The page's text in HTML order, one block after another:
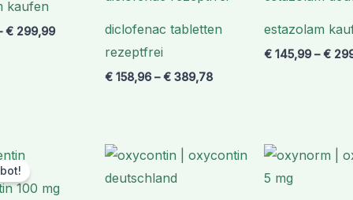
kaufen
€ 299,99
diclofenac tabletten
rezeptfrei
€ 158,96 –€ 389,78
estazolam
€145,99 –€
100 mg
198,88€ 166,77.
Preisspanne:
€ 179,89